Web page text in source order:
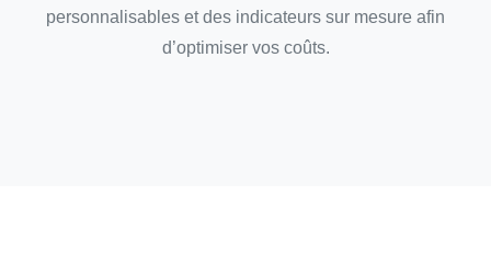
personnalisables et des indicateurs sur mesure afin
d’optimiser vos coûts.